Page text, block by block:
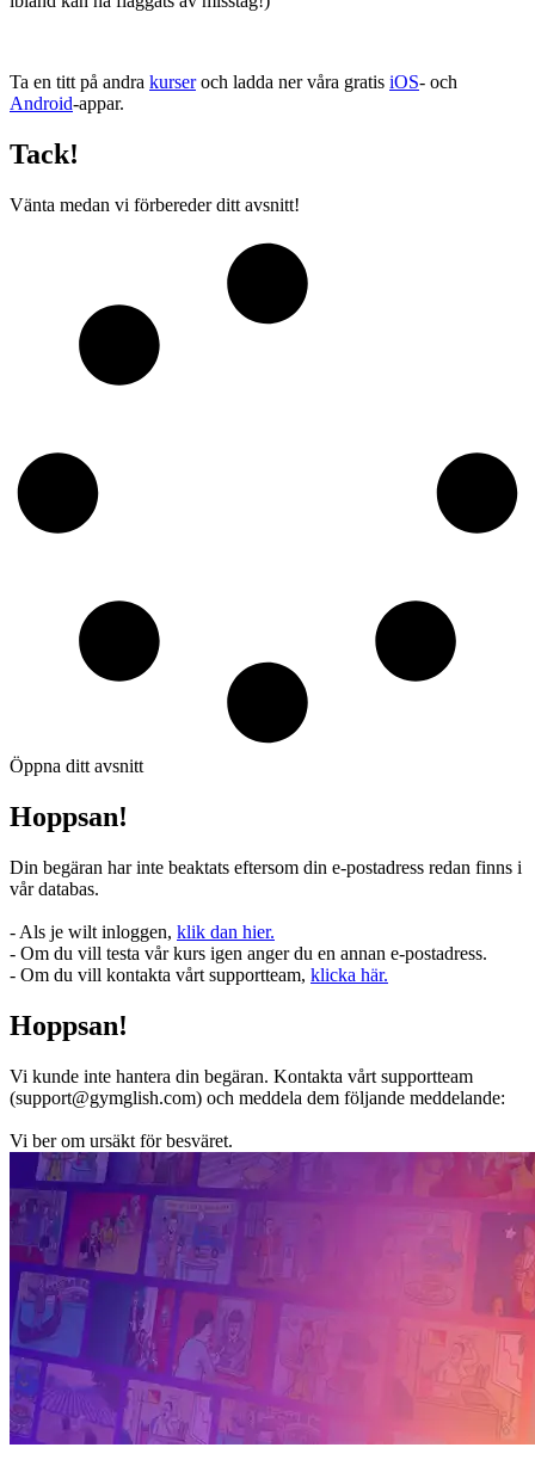
Ta en titt på andra kurseroch ladda ner våra gratis iOS- och
Android-appar.
Tack!
Vänta medan vi förbereder ditt avsnitt!
Öppna ditt avsnitt
Hoppsan!
Din begäran har inte beaktats eftersom din e-postadress redan finns i
vår databas.
- Als je wilt inloggen, klik dan hier.
- Om du vill testa vår kurs igen anger du en annan e-postadress.
- Om du vill kontakta vårt supportteam, klicka här.
Hoppsan!
Vi kunde inte hantera din begäran. Kontakta vårt supportteam
(support@gymglish.com) och meddela dem följande meddelande:
Vi ber om ursäkt för besväret.